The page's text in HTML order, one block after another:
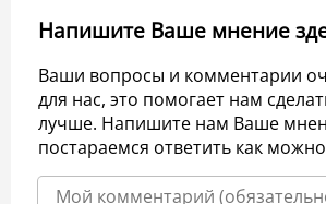
Напишите Ваше мнение
Ваши вопросы и комментарии
для нас, это помогает нам
лучше. Напишите нам Ваше
постараемся ответить как